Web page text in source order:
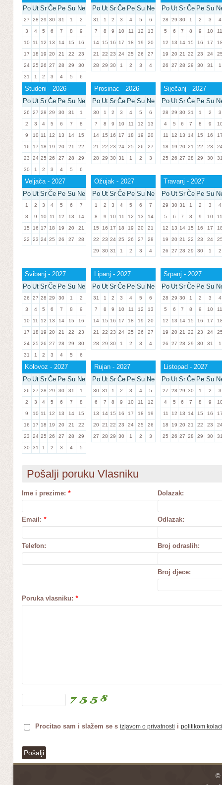
Po Ut Sr Če Pe Su Ne
27 28 29 30 31 1 2
3 4 5 6 7 8 9
10 11 12 13 14 15 16
17 18 19 20 21 22 23
24 25 26 27 28 29 30
31 1 2 3 4 5 6
Po Ut Sr Če Pe Su Ne
31 1 2 3 4 5 6
7 8 9 10 11 12 13
14 15 16 17 18 19 20
21 22 23 24 25 26 27
28 29 30 1 2 3 4
Po Ut Sr Če Pe Su
28 29 30 1 2 3 4
5 6 7 8 9 10 11
12 13 14 15 16 17
19 20 21 22 23 24
26 27 28 29 30 31 1
Studeni - 2026
Po Ut Sr Če Pe Su Ne
26 27 28 29 30 31 1
2 3 4 5 6 7 8
9 10 11 12 13 14 15
16 17 18 19 20 21 22
23 24 25 26 27 28 29
30 1 2 3 4 5 6
Prosinac - 2026
Po Ut Sr Če Pe Su Ne
30 1 2 3 4 5 6
7 8 9 10 11 12 13
14 15 16 17 18 19 20
21 22 23 24 25 26 27
28 29 30 31 1 2 3
Siječanj - 2027
Po Ut Sr Če Pe Su
28 29 30 31 1 2 3
4 5 6 7 8 9
11 12 13 14 15 16
18 19 20 21 22 23
25 26 27 28 29 30
Veljača - 2027
Po Ut Sr Če Pe Su Ne
1 2 3 4 5 6 7
8 9 10 11 12 13 14
15 16 17 18 19 20 21
22 23 24 25 26 27 28
Ožujak - 2027
Po Ut Sr Če Pe Su Ne
1 2 3 4 5 6 7
8 9 10 11 12 13 14
15 16 17 18 19 20 21
22 23 24 25 26 27 28
29 30 31 1 2 3 4
Travanj - 2027
Po Ut Sr Če Pe Su
29 30 31 1 2 3 4
5 6 7 8 9 10 11
12 13 14 15 16 17
19 20 21 22 23 24
26 27 28 29 30 1 2
Svibanj - 2027
Po Ut Sr Če Pe Su Ne
26 27 28 29 30 1 2
3 4 5 6 7 8 9
10 11 12 13 14 15 16
17 18 19 20 21 22 23
24 25 26 27 28 29 30
31 1 2 3 4 5 6
Lipanj - 2027
Po Ut Sr Če Pe Su Ne
31 1 2 3 4 5 6
7 8 9 10 11 12 13
14 15 16 17 18 19 20
21 22 23 24 25 26 27
28 29 30 1 2 3 4
Srpanj - 2027
Po Ut Sr Če Pe Su
28 29 30 1 2 3 4
5 6 7 8 9 10 11
12 13 14 15 16 17
19 20 21 22 23 24
26 27 28 29 30 31 1
Kolovoz - 2027
Po Ut Sr Če Pe Su Ne
26 27 28 29 30 31 1
2 3 4 5 6 7 8
9 10 11 12 13 14 15
16 17 18 19 20 21 22
23 24 25 26 27 28 29
30 31 1 2 3 4 5
Rujan - 2027
Po Ut Sr Če Pe Su Ne
30 31 1 2 3 4 5
6 7 8 9 10 11 12
13 14 15 16 17 18 19
20 21 22 23 24 25 26
27 28 29 30 1 2 3
Listopad - 2027
Po Ut Sr Če Pe Su
27 28 29 30 1 2 3
4 5 6 7 8 9
11 12 13 14 15 16
18 19 20 21 22 23
25 26 27 28 29 30
Pošalji poruku Vlasniku
Ime i prezime: *
Email: *
Telefon:
Dolazak:
Odlazak:
Broj odraslih:
Broj djece:
Poruka vlasniku: *
Procitao sam i slažem se s izjavom o privatnosti i politikom
©